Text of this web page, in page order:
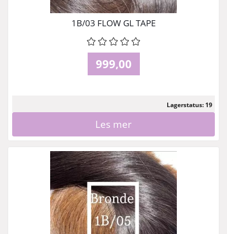
1B/03 FLOW GL TAPE
999,00
Lagerstatus: 19
Les mer